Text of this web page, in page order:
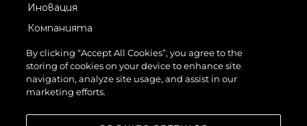
Иновация
Компанията
Екипът
Лайфстайл
Наследство
By clicking “Accept All Cookies”, you agree to the
storing of cookies on your device to enhance site
navigation, analyze site usage, and assist in our
marketing efforts.